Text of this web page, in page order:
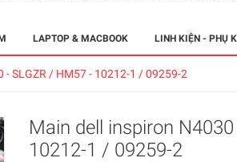
LAPTOP & MACBOOK LINH KIỆN - PHỤ
- SLGZR / HM57 - 10212-1 / 09259-2
Main dell inspiron
10212-1 / 09259-2